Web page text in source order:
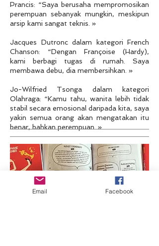
Prancis: “Saya berusaha mempromosikan
perempuan sebanyak mungkin, meskipun
arsip kami sangat teknis. »
Jacques Dutronc dalam kategori French
Chanson: “Dengan Françoise (Hardy),
kami berbagi tugas di rumah. Saya
membawa debu, dia membersihkan. »
Jo-Wilfried Tsonga dalam kategori
Olahraga: “Kamu tahu, wanita lebih tidak
stabil secara emosional daripada kita, saya
yakin semua orang akan mengatakan itu
benar, bahkan perempuan. »
Email Facebook